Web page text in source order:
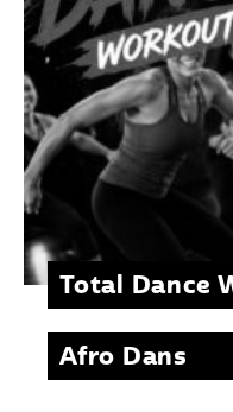
Total Dance
Afro Dans